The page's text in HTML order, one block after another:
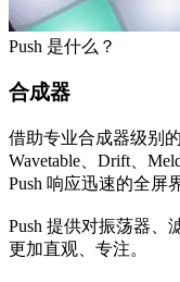
Push 是什么？
合成器
借助专业合成器级别
Wavetable、Drift、
Push 响应迅速的全屏
Push 提供对振荡器、
更加直观、专注。